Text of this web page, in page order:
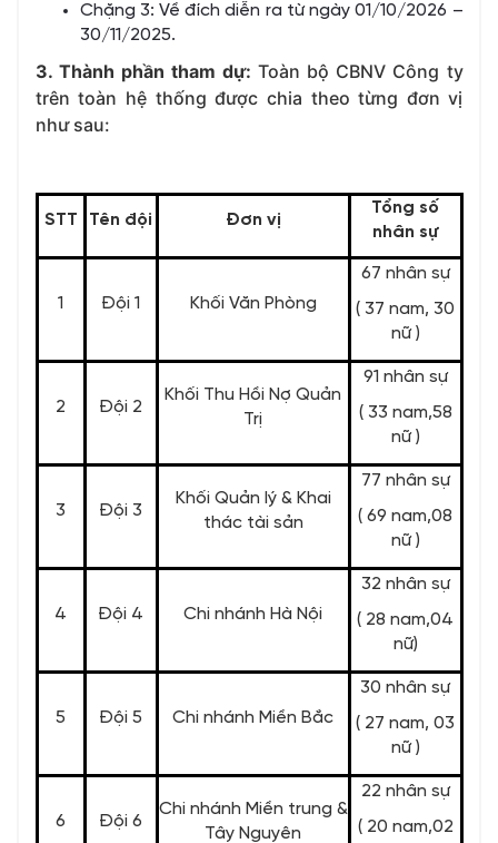
Chặng 3: Về đích diễn ra từ ngày 01/10/2026 –
30/11/2025.
3. Thành phần tham dự:Toàn bộ CBNV Công ty
trên toàn hệ thống được chia theo từng đơn vị
như sau:
STT Tên đội Đơn vị
Tổng số
nhân sự
1 Đội 1 Khối Văn Phòng
67 nhân sự
( 37 nam, 30
nữ )
2 Đội 2
Khối Thu Hồi Nợ Quản
Trị
91 nhân sự
( 33 nam,58
nữ )
3 Đội 3
Khối Quản lý & Khai
thác tài sản
77 nhân sự
( 69 nam,08
nữ )
4 Đội 4 Chi nhánh Hà Nội
32 nhân sự
( 28 nam,04
nữ)
5 Đội 5 Chi nhánh Miền Bắc
30 nhân sự
( 27 nam, 03
nữ )
6 Đội 6
Chi nhánh Miền trung &
Tây Nguyên
22 nhân sự
( 20 nam,02